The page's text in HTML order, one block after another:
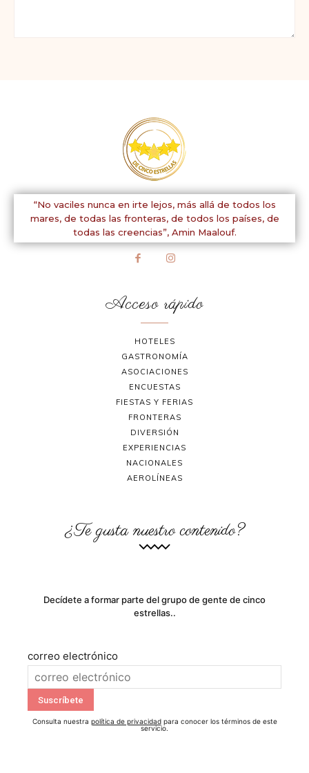
“No vaciles nunca en irte lejos, más allá de todos los
mares, de todas las fronteras, de todos los países, de
todas las creencias”, Amin Maalouf.
Acceso rápido
HOTELES
GASTRONOMÍA
ASOCIACIONES
ENCUESTAS
FIESTAS Y FERIAS
FRONTERAS
DIVERSIÓN
EXPERIENCIAS
NACIONALES
AEROLÍNEAS
¿Te gusta nuestro contenido?
Decídete a formar parte del grupo de gente de cinco
estrellas..
correo electrónico
Consulta nuestra política de privacidadpara conocer los términos de este
servicio.